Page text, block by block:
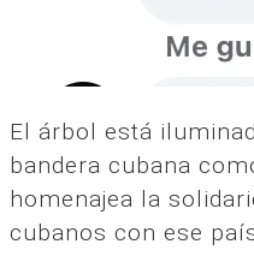
El árbol está
bandera cubana
homenajea la
cubanos con ese